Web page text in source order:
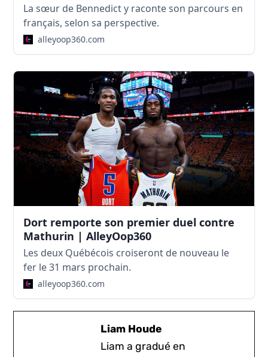
La sœur de Bennedict y raconte son parcours en
français, selon sa perspective.
alleyoop360.com
Dort remporte son premier duel contre
Mathurin | AlleyOop360
Les deux Québécois croiseront de nouveau le
fer le 31 mars prochain.
alleyoop360.com
Liam Houde
Liam a gradué en